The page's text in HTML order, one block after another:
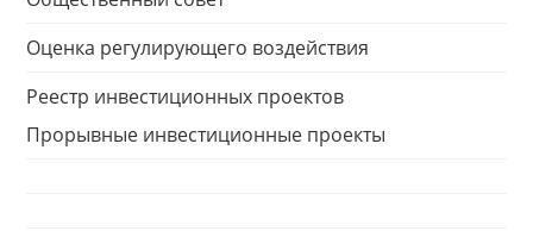
Оценка регулирующего воздействия
Реестр инвестиционных проектов
Прорывные инвестиционные проекты